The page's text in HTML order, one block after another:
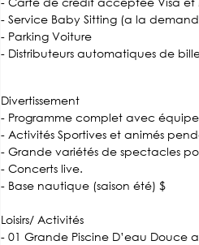
- Service Baby Sitting (a la
- Parking Voiture
- Distributeurs automatiques de
Divertissement
- Programme complet avec
- Activités Sportives et animés
- Grande variétés de spectacles
- Concerts live.
- Base nautique (saison été) $
Loisirs/ Activités
- 01 Grande Piscine D’eau Douce